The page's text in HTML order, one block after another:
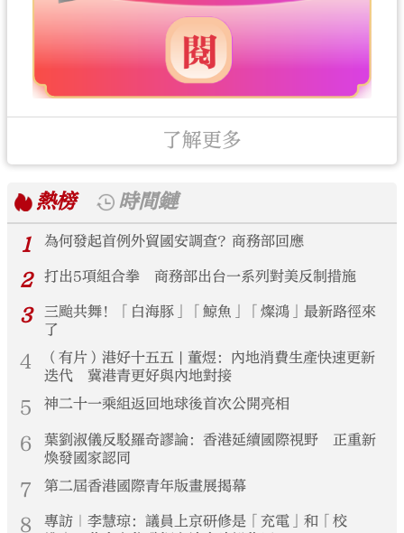
了解更多
熱榜
時間鏈
1
為何發起首例外貿國安調查？商務部回應
2 打出5項組合拳 商務部出台一系列對美反制措施
3
三颱共舞！「白海豚」「鯨魚」「燦鴻」最新路徑來
了
4
（有片）港好十五五 | 董煜：內地消費生產快速更新
迭代 冀港青更好與內地對接
5 神二十一乘組返回地球後首次公開亮相
6
葉劉淑儀反駁羅奇謬論：香港延續國際視野 正重新
煥發國家認同
7 第二屆香港國際青年版畫展揭幕
8
專訪｜李慧琼：議員上京研修是「充電」和「校